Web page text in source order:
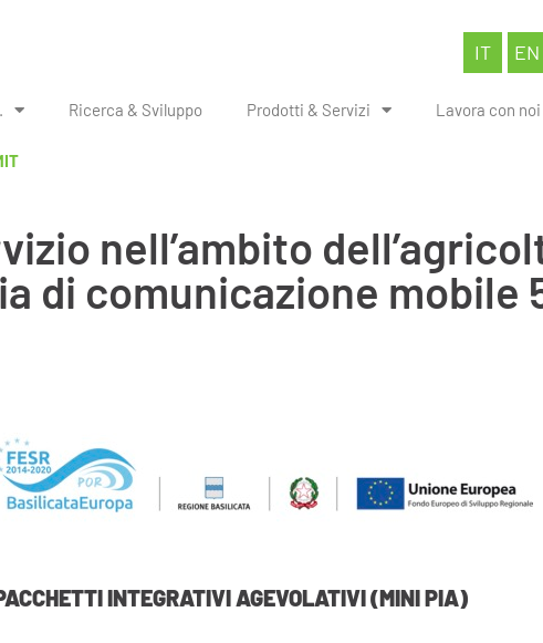
IT EN
Ricerca & Sviluppo Prodotti & Servizi Lavora con noi
nell’ambito
di comunicazione mobile
INTEGRATIVI AGEVOLATIVI (MINI PIA)